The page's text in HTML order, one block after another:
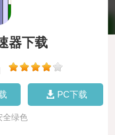
器下载
PC下载
全绿色